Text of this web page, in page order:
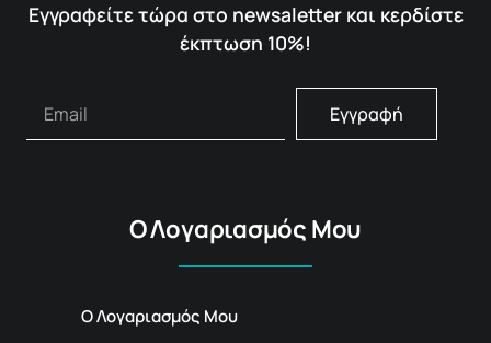
Εγγραφείτε τώρα στο newsaletter και κερδίστε
έκπτωση 10%!
Εγγραφή
Ο Λογαριασμός Μου
Ο Λογαριασμός Μου